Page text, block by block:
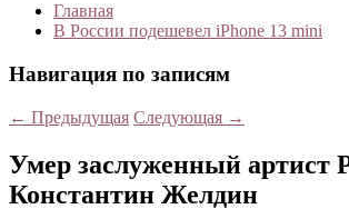
Главная
В России подешевел iPhone 13 mini
Навигация по записям
← Предыдущая Следующая →
Умер заслуженный
Константин Желдин